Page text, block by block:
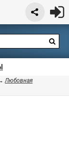
Любовная